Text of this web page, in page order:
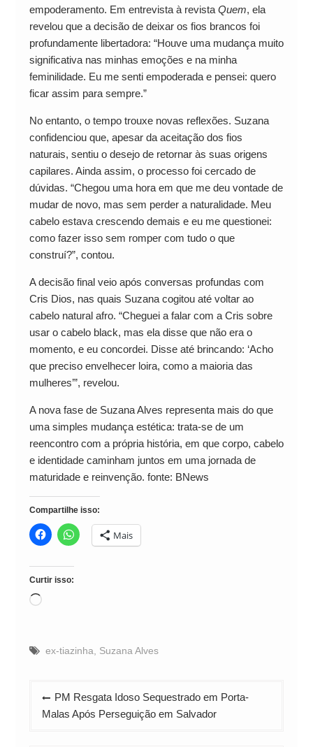
empoderamento. Em entrevista à revista Quem, ela
revelou que a decisão de deixar os fios brancos foi
profundamente libertadora: “Houve uma mudança muito
significativa nas minhas emoções e na minha
feminilidade. Eu me senti empoderada e pensei: quero
ficar assim para sempre.”
No entanto, o tempo trouxe novas reflexões. Suzana
confidenciou que, apesar da aceitação dos fios
naturais, sentiu o desejo de retornar às suas origens
capilares. Ainda assim, o processo foi cercado de
dúvidas. “Chegou uma hora em que me deu vontade de
mudar de novo, mas sem perder a naturalidade. Meu
cabelo estava crescendo demais e eu me questionei:
como fazer isso sem romper com tudo o que
construí?”, contou.
A decisão final veio após conversas profundas com
Cris Dios, nas quais Suzana cogitou até voltar ao
cabelo natural afro. “Cheguei a falar com a Cris sobre
usar o cabelo black, mas ela disse que não era o
momento, e eu concordei. Disse até brincando: ‘Acho
que preciso envelhecer loira, como a maioria das
mulheres’”, revelou.
A nova fase de Suzana Alves representa mais do que
uma simples mudança estética: trata-se de um
reencontro com a própria história, em que corpo, cabelo
e identidade caminham juntos em uma jornada de
maturidade e reinvenção. fonte: BNews
Compartilhe isso:
Mais
Curtir isso:
Carregando...
ex-tiazinha Suzana Alves
Navegação
de
PM Resgata Idoso Sequestrado em Porta-
Malas Após Perseguição em Salvador